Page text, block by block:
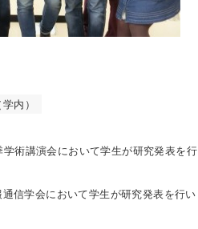
内）
術講演会において学生が研究発表を
通信学会において学生が研究発表を行